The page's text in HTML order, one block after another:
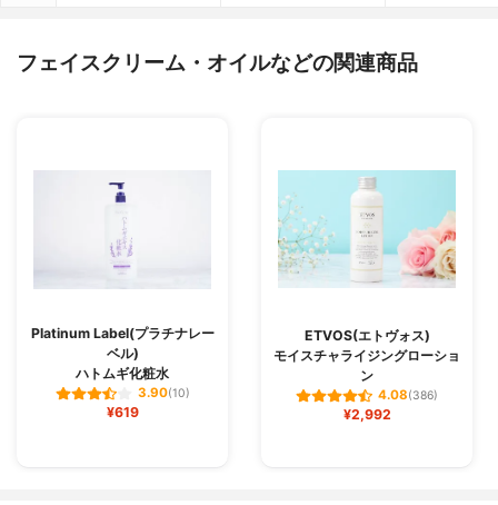
フェイスクリーム・オイルなどの関連商品
Platinum Label(プラチナレー
ベル)
ハトムギ化粧水
3.90(10)
¥619
ETVOS(エトヴォス)
モイスチャライジングローショ
ン
4.08(386)
¥2,992